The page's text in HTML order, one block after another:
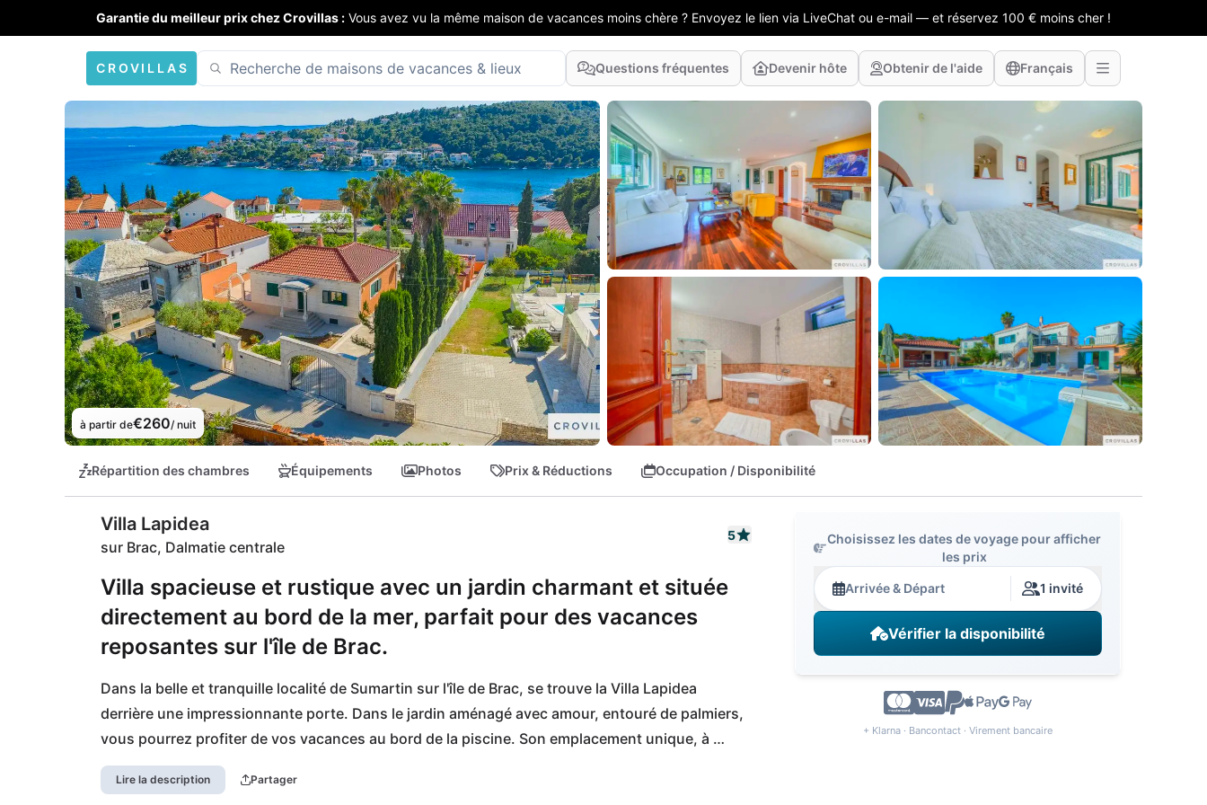
Garantie du meilleur prix chez Crovillas : Vous avez vu la même maison de vacances moins chère ? Envoyez le lien via LiveChat ou e-mail — et réservez 100 € moins cher !
CROVILLAS Questions fréquentes Devenir hôte Obtenir de l'aide Français
à partir de€260/ nuit
Répartition des chambres Équipements Photos Prix & Réductions Occupation / Disponibilité
Villa Lapidea
sur Brac, Dalmatie centrale
5
Villa spacieuse et rustique avec un jardin charmant et située
directement au bord de la mer, parfait pour des vacances
reposantes sur l'île de Brac.
Dans la belle et tranquille localité de Sumartin sur l'île de Brac, se trouve la Villa Lapidea
derrière une impressionnante porte. Dans le jardin aménagé avec amour, entouré de palmiers,
vous pourrez profiter de vos vacances au bord de la piscine. Son emplacement unique, à
seulement quelques mètres de l'eau avec une vue incroyable sur le port, est un véritable point
fort. Le port est le centre du petit village prisé de Sumartin, où vous pourrez déguster des
Lire la description Partager
Choisissez les dates de voyage pour afficher
les prix
Arrivée & Départ 1 invité
Vérifier la disponibilité
+ Klarna · Bancontact · Virement bancaire